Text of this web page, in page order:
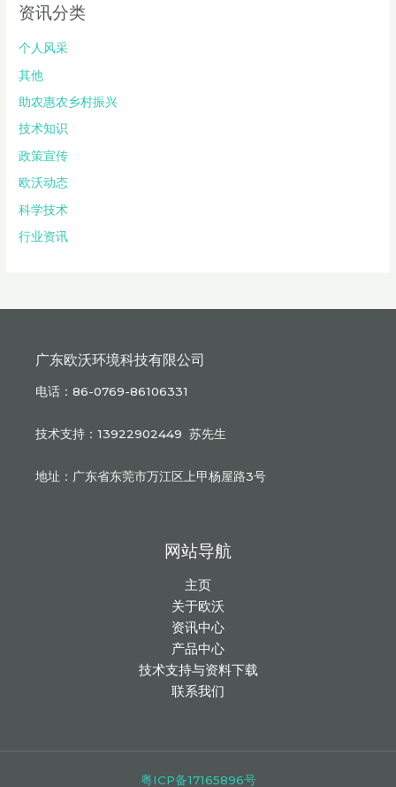
资讯分类
个人风采
其他
助农惠农乡村振兴
技术知识
政策宣传
欧沃动态
科学技术
行业资讯
广东欧沃环境科技有限公司
电话：86-0769-86106331
技术支持：13922902449 苏先生
地址：广东省东莞市万江区上甲杨屋路3号
网站导航
主页
关于欧沃
资讯中心
产品中心
技术支持与资料下载
联系我们
粤ICP备17165896号